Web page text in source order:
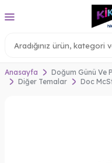
Anasayfa Doğum Günü Ve
Diğer Temalar
Doc